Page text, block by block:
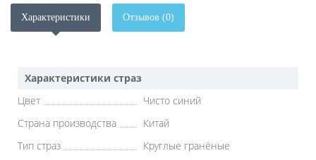
Характеристики Отзывов (0)
Характеристики страз
Цвет
Чисто синий
Страна производства
Китай
Тип страз
Круглые гранёные